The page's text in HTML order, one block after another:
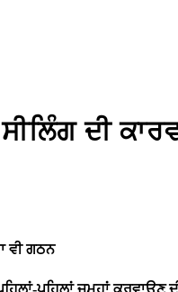
ਦੀ
ਵੀ ਗਠਨ
ਪਹਿਲਾਂ ਜਮ੍ਹਾਂ ਕਰਵਾਉਣ